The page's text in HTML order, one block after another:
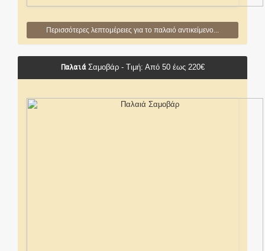
Περισσότερες λεπτομέρειες για το παλαιό αντικείμενο...
ΠαλαιάΣαμοβάρ - Τιμή: Από 50 έως 220€